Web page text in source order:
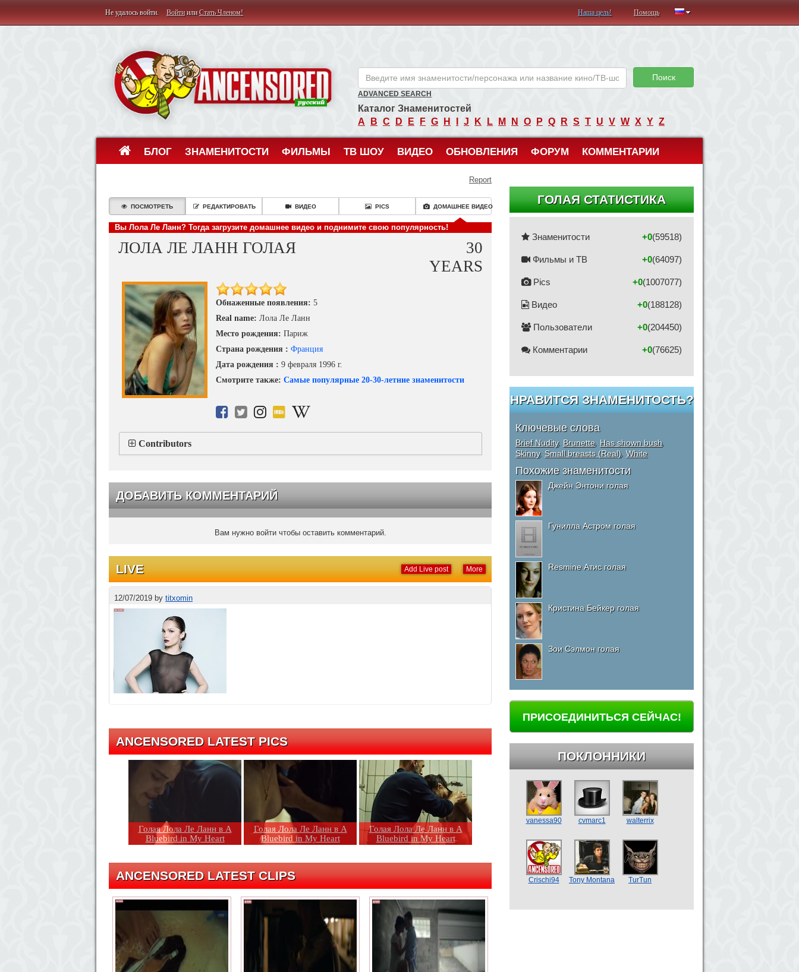
Не удалось войти. ВойтиилиСтать Членом! Наша цель! Помощь
Поиск
ADVANCED SEARCH
Каталог Знаменитостей
A
B C D E F G H J K L M N O P Q R S T U V W X Y Z
БЛОГ ЗНАМЕНИТОСТИ ФИЛЬМЫ ТВ ШОУ ВИДЕО ОБНОВЛЕНИЯ ФОРУМ КОММЕНТАРИИ
Report
ПОСМОТРЕТЬ РЕДАКТИРОВАТЬ ВИДЕО PICS ДОМАШНЕЕ ВИДЕО
Вы Лола Ле Ланн? Тогда загрузите домашнее видео и поднимите свою популярность!
ЛОЛА ЛЕ ЛАНН ГОЛАЯ
30
YEARS
Обнаженные появления: 5
Real name: Лола Ле Ланн
Место рождения: Париж
Страна рождения : Франция
Дата рождения : 9 февраля 1996 г.
Смотрите также: Самые популярные 20-30-летние знаменитости
Contributors
ДОБАВИТЬ КОММЕНТАРИЙ
Вам нужно войти чтобы оставить комментарий.
More
Add Live post
LIVE
12/07/2019 by titxomin
ANCENSORED LATEST PICS
Голая Лола Ле Ланн в A
Bluebird in My Heart
Голая Лола Ле Ланн в A
Bluebird in My Heart
Голая Лола Ле Ланн в A
Bluebird in My Heart
ANCENSORED LATEST CLIPS
ГОЛАЯ СТАТИСТИКА
Знаменитости (59518)
+0
Фильмы и ТВ (64097)
+0
Pics (1007077)
+0
Видео (188128)
+0
Пользователи (204450)
+0
Комментарии (76625)
+0
НРАВИТСЯ ЗНАМЕНИТОСТЬ?
Ключевые слова
Brief Nudity, Brunette, Has shown bush
Skinny, Small breasts (Real) White
Похожие знаменитости
Джейн Энтони голая
Гунилла Астром голая
Resmine Атис голая
Кристина Бейкер голая
Зои Сэлмон голая
ПРИСОЕДИНИТЬСЯ СЕЙЧАС!
ПОКЛОННИКИ
vanessa90 cvmarc1 walterrix
Crischi94 Tony Montana TurTun